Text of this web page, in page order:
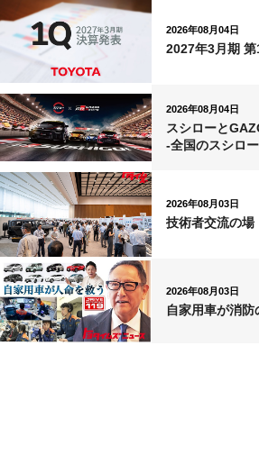
2026年08月04日
2027年3月期
2026年08月04日
スシローと
-全国のスシロ
2026年08月03日
技術者交流の場
2026年08月03日
自家用車が消